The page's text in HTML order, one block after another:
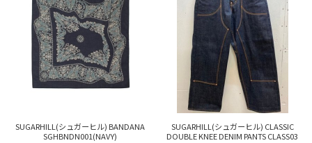
SUGARHILL(シュガーヒル) BANDANA
SGHBNDN001(NAVY)
SUGARHILL(シュガーヒル) CLASSIC
DOUBLE KNEE DENIM PANTS CLASS03